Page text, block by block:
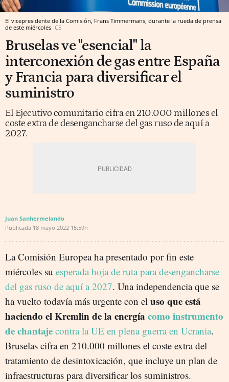
El vicepresidente de la Comisión, Frans Timmermans, durante la rueda de prensa
de este miércoles CE
Bruselas ve "esencial" la
interconexión de gas entre España
y Francia para diversificar el
suministro
El Ejecutivo comunitario cifra en 210.000 millones el
coste extra de desengancharse del gas ruso de aquí a
2027.
Juan Sanhermelando
Publicada 18 mayo 2022 15:59h
La Comisión Europea ha presentado por fin este
miércoles su esperada hoja de ruta para desengancharse
del gas ruso de aquí a 2027. Una independencia que se
ha vuelto todavía más urgente con el uso que está
haciendo el Kremlin de la energía como instrumento
de chantaje contra la UE en plena guerra en Ucrania.
Bruselas cifra en 210.000 millones el coste extra del
tratamiento de desintoxicación, que incluye un plan de
infraestructuras para diversificar los suministros.